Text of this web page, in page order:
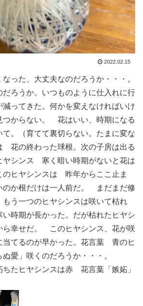
2022.02.15
った、大丈夫なのだろうか・・・。
だろうか。いつものように仕入れに行
ってきた。何かを変えなければいけ
つからない。 花はいい、時期になる
て。（育てて裏切らない。たまに変な
花の終わった球根。次の子房は出る
ヤシンス 寒く暗い時期がないと花は
のヒヤシンスは 昨年からここ止ま
のか根だけは一人前だ。 まだまだ修
もう一つのヒヤシンスは咲いて枯れ
い時期が長かった。だが枯れたヒヤシ
ら幸せだ。 このヒヤシンス、花が咲
てるのが早かった。花言葉 青のヒ
ぬ愛」咲くのだろうか・・・。
ちたヒヤシンスは赤 花言葉「嫉妬」